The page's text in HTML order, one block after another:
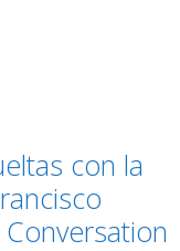
con la